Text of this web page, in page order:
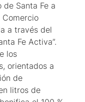
de Santa Fe a
a través del
Fe Activa”.
los
orientados a
de
litros de